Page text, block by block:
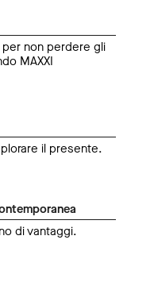
non perdere gli
MAXXI
il presente.
di vantaggi.